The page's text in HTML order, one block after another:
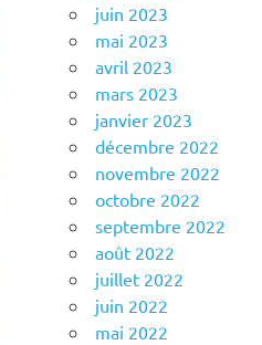
juin 2023
mai 2023
avril 2023
mars 2023
janvier 2023
décembre 2022
novembre 2022
octobre 2022
septembre 2022
août 2022
juillet 2022
juin 2022
mai 2022